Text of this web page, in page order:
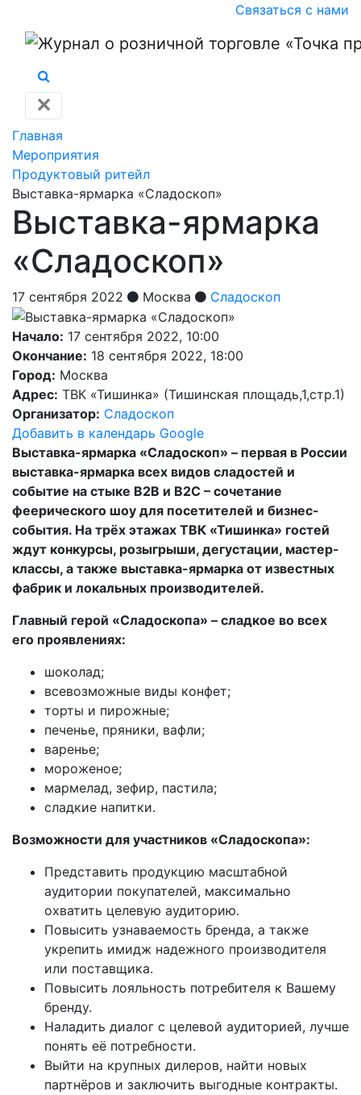
Связаться с нами
✕
Главная
Мероприятия
Продуктовый ритейл
Выставка -ярмарка «Сладоскоп»
Выставка -ярмарка
«Сладоскоп»
17 сентября 2022 Москва Сладоскоп
Начало: 17 сентября 2022, 10:00
Окончание: 18 сентября 2022, 18:00
Город: Москва
Адрес: ТВК «Тишинка» (Тишинская площадь,1,стр.1)
Организатор: Сладоскоп
Добавить в календарь Google
Выставка -ярмарка «Сладоскоп» – первая в России
выставка-ярмарка всех видов сладостей и
событие на стыке B2B и B2C – сочетание
феерического шоу для посетителей и бизнес-
события. На трёх этажах ТВК «Тишинка» гостей
ждут конкурсы, розыгрыши, дегустации, мастер-
классы, а также выставка-ярмарка от известных
фабрик и локальных производителей.
Главный герой «Сладоскопа» – сладкое во всех
его проявлениях:
шоколад;
всевозможные виды конфет;
торты и пирожные;
печенье, пряники, вафли;
варенье;
мороженое;
мармелад, зефир, пастила;
сладкие напитки.
Возможности для участников «Сладоскопа»:
Представить продукцию масштабной
аудитории покупателей, максимально
охватить целевую аудиторию.
Повысить узнаваемость бренда, а также
укрепить имидж надежного производителя
или поставщика.
Повысить лояльность потребителя к Вашему
бренду.
Наладить диалог с целевой аудиторией, лучше
понять её потребности.
Выйти на крупных дилеров, найти новых
партнёров и заключить выгодные контракты.